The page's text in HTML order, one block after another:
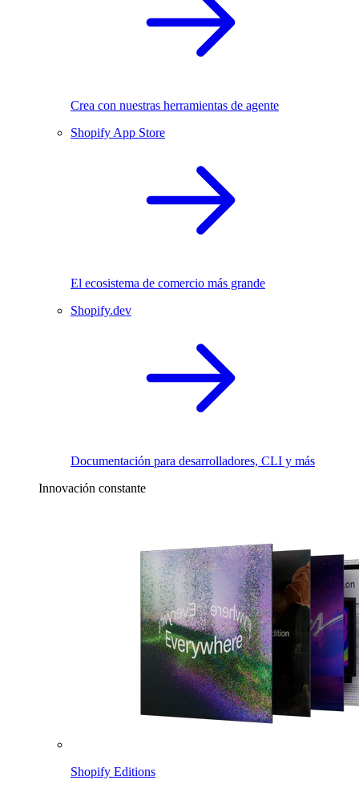
Crea con nuestras herramientas de agente
Shopify App Store
El ecosistema de comercio más grande
Shopify.dev
Documentación para desarrolladores, CLI y más
Innovación constante
Shopify Editions